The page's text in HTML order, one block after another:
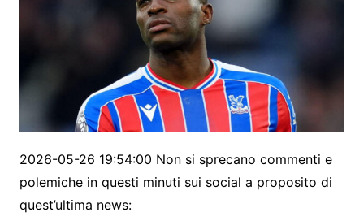
2026-05-26 19:54:00 Non si sprecano commenti e
polemiche in questi minuti sui social a proposito di
quest’ultima news: